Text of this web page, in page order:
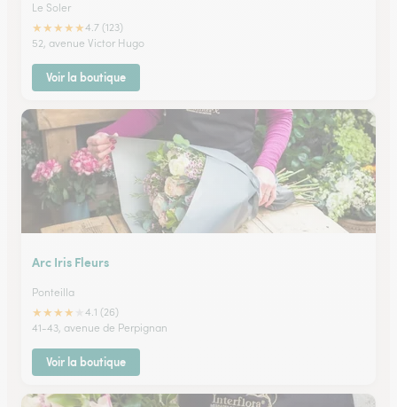
Le Soler
★★★★★4.7 (123)
52, avenue Victor Hugo
Voir la boutique
Arc Iris Fleurs
Ponteilla
★★★★
4.1 (26)
41-43, avenue de Perpignan
Voir la boutique